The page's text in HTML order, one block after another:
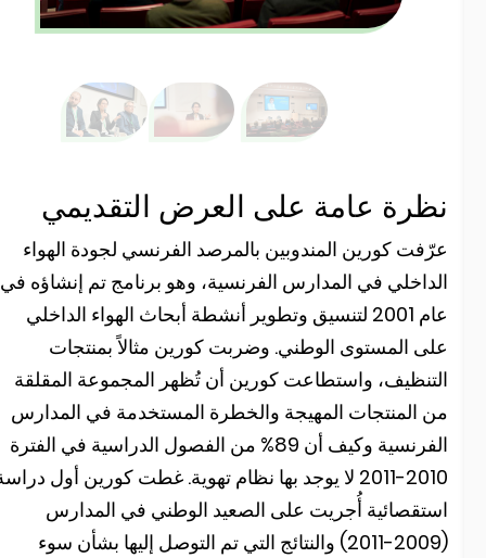
عامة على العرض التقديمي
كورين المندوبين بالمرصد الفرنسي لجودة الهواء
في المدارس الفرنسية، وهو برنامج تم إنشاؤه في
عام 2001 لتنسيق وتطوير أنشطة أبحاث الهواء الداخلي
المستوى الوطني. وضربت كورين مثالاً بمنتجات
واستطاعت كورين أن تُظهر المجموعة المقلقة
المنتجات المهيجة والخطرة المستخدمة في المدارس
الفرنسية وكيف أن 89% من الفصول الدراسية في الفترة
2010-2011 لا يوجد بها نظام تهوية. غطت كورين أول دراسة
أُجريت على الصعيد الوطني في المدارس
(2009-2011) والنتائج التي تم التوصل إليها بشأن سوء